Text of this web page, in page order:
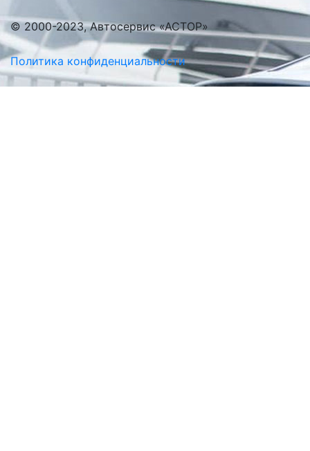
© 2000-2023, Автосервис «АСТОР»
Политика конфиденциальности